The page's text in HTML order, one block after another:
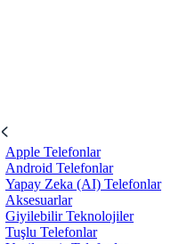
Apple Telefonlar
Android Telefonlar
Yapay Zeka (AI) Telefonlar
Aksesuarlar
Giyilebilir Teknolojiler
Tuşlu Telefonlar